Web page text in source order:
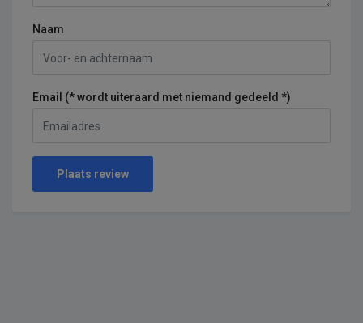
Naam
Email (* wordt uiteraard met niemand gedeeld *)
Plaats review